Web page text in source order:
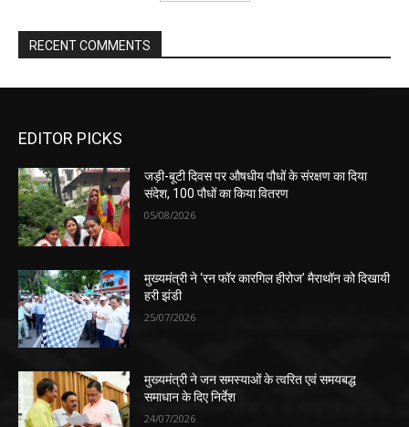
RECENT COMMENTS
EDITOR PICKS
जड़ी-बूटी दिवस पर औषधीय पौधों के संरक्षण का दिया
संदेश, 100 पौधों का किया वितरण
05/08/2026
मुख्यमंत्री ने ‘रन फॉर कारगिल हीरोज’ मैराथॉन को दिखायी
हरी झंडी
25/07/2026
मुख्यमंत्री ने जन समस्याओं के त्वरित एवं समयबद्ध
समाधान के दिए निर्देश
24/07/2026